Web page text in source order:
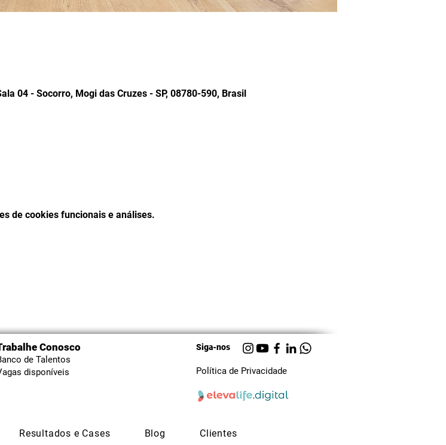
04 - Socorro, Mogi das Cruzes - SP, 08780-590, Brasil
de cookies funcionais e análises.
Conosco
de Talentos
disponíveis
Siga-nos
Política de Privacidade
Resultados e Cases Blog Clientes